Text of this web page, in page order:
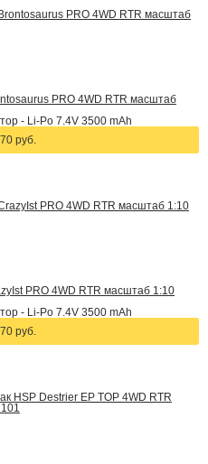
PRO 4WD RTR масштаб
- Li-Po 7.4V 3500 mAh
руб.
PRO 4WD RTR масштаб 1:10
- Li-Po 7.4V 3500 mAh
руб.